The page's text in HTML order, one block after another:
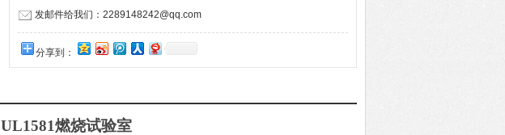
发邮件给我们：2289148242@qq.com
分享到：
UL1581燃烧试验室